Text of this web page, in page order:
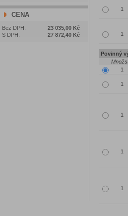
CENA
Bez DPH:
23 035,00 Kč
S DPH:
27 872,40 Kč
Povinný